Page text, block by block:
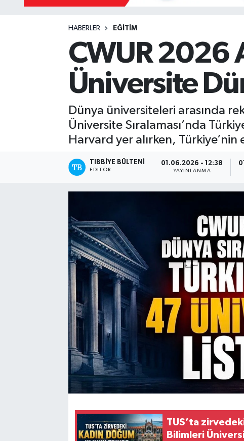
HABERLER EĞİTİM
CWUR 2026
Üniversite
Dünya üniversiteleri arasında
Üniversite Sıralaması’nda
Harvard yer alırken,
TIBBIYE BÜLTENI
EDITÖR
01.06.2026 - 12:38
YAYINLANMA
TUS’ta
Bilimleri